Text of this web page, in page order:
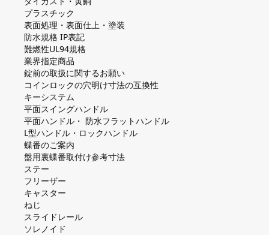
プラスチック
表面処理・表面仕上・塗装
防⽔規格 IP表記
難燃性UL94規格
業界指定商品
錠前の取扱に関するお願い
コインロックの⽳明け⼨法の互換性
キーシステム
平⾯スイングハンドル
平⾯ハンドル・ 防⽔フラットハンドル
L型ハンドル・ロックハンドル
蝶番のご案内
盤⽤裏蝶番取付け参考⼨法
ステー
フリーザー
キャスター
ねじ
スライドレール
ソレノイド